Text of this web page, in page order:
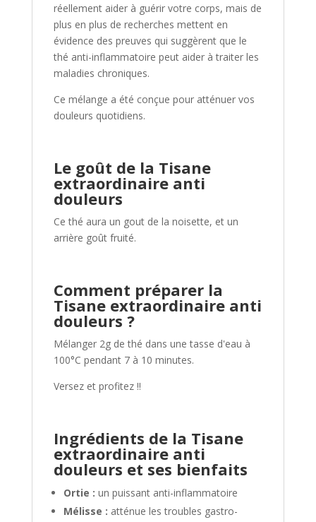
réellement aider à guérir votre corps, mais de
plus en plus de recherches mettent en
évidence des preuves qui suggèrent que le
thé anti-inflammatoire peut aider à traiter les
maladies chroniques.
Ce mélange a été conçue pour atténuer vos
douleurs quotidiens.
Le goût de la Tisane
extraordinaire anti
douleurs
Ce thé aura un gout de la noisette, et un
arrière goût fruité.
Comment préparer la
Tisane extraordinaire anti
douleurs ?
Mélanger 2g de thé dans une tasse d'eau à
100°C pendant 7 à 10 minutes.
Versez et profitez !!
Ingrédients de la Tisane
extraordinaire anti
douleurs et ses bienfaits
Ortie : un puissant anti-inflammatoire
Mélisse : atténue les troubles gastro-